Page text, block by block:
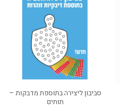
סביבון ליצירה בתוספת מדבקות –
תותים